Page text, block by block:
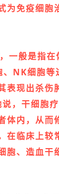
为免疫细胞
一般是指在
NK细胞等
表现出杀伤
说，干细胞
体内，从而
在临床上较
胞、造血干